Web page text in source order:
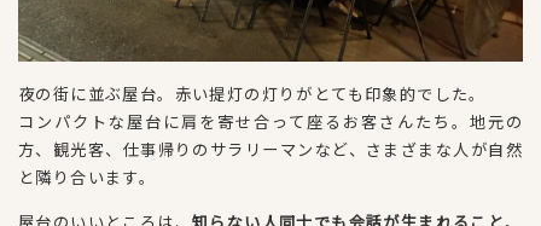
夜の街に並ぶ屋台。赤い提灯の灯りがとても印象的でした。
コンパクトな屋台に肩を寄せ合って座るお客さんたち。地元の
方、観光客、仕事帰りのサラリーマンなど、さまざまな人が自然
と隣り合います。